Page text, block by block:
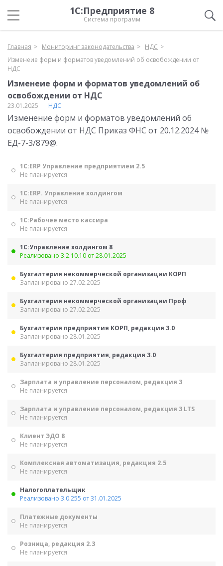
1С:Предприятие 8
Система программ
Главная Мониторинг законодательства
НДС
Изменеие форм и форматов уведомлений об освобождении от
НДС
Изменеие форм и форматов уведомлений об
освобождении от НДС
23.01.2025 НДС
Изменение форм и форматов уведомлений об
освобождении от НДС Приказ ФНС от 20.12.2024 №
ЕД-7-3/879@.
1С:ERP Управление предприятием 2.5
Не планируется
1С:ERP. Управление холдингом
Не планируется
1С:Рабочее место кассира
Не планируется
1С:Управление холдингом 8
Реализовано 3.2.10.10 от 28.01.2025
Бухгалтерия некоммерческой организации КОРП
Запланировано 27.02.2025
Бухгалтерия некоммерческой организации Проф
Запланировано 27.02.2025
Бухгалтерия предприятия КОРП, редакция 3.0
Запланировано 28.01.2025
Бухгалтерия предприятия, редакция 3.0
Запланировано 28.01.2025
Зарплата и управление персоналом, редакция 3
Не планируется
Зарплата и управление персоналом, редакция 3 LTS
Не планируется
Клиент ЭДО 8
Не планируется
Комплексная автоматизация, редакция 2.5
Не планируется
Налогоплательщик
Реализовано 3.0.255 от 31.01.2025
Платежные документы
Не планируется
Розница, редакция 2.3
Не планируется